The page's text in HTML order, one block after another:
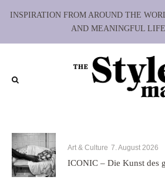
INSPIRATION FROM AROUND THE
AND MEANINGFUL
Art & Culture 7. August 2026
ICONIC – Die Kunst des